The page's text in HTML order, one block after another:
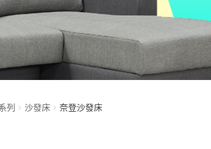
列 沙發床 奈登沙發床